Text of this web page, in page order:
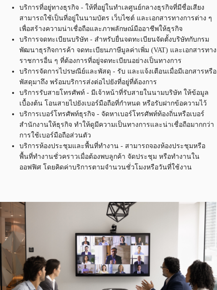
บริการที่อยู่ทางธุรกิจ - ให้ที่อยู่ในทำเลศูนย์กลางธุรกิจที่มีชื่อเสียง
สามารถใช้เป็นที่อยู่ในนามบัตร เว็บไซต์ และเอกสารทางการต่าง ๆ
เพื่อสร้างความน่าเชื่อถือและภาพลักษณ์มืออาชีพให้ธุรกิจ
บริการจดทะเบียนบริษัท - สำหรับยื่นจดทะเบียนจัดตั้งบริษัทกับกรม
พัฒนาธุรกิจการค้า จดทะเบียนภาษีมูลค่าเพิ่ม (VAT) และเอกสารทาง
ราชการอื่น ๆ ที่ต้องการที่อยู่จดทะเบียนอย่างเป็นทางการ
บริการจัดการไปรษณีย์และพัสดุ - รับ และแจ้งเตือนเมื่อมีเอกสารหรือ
พัสดุมาถึง พร้อมบริการส่งต่อไปยังที่อยู่ที่ต้องการ
บริการรับสายโทรศัพท์ - มีเจ้าหน้าที่รับสายในนามบริษัท ให้ข้อมูล
เบื้องต้น โอนสายไปยังเบอร์มือถือที่กำหนด หรือรับฝากข้อความไว้
บริการเบอร์โทรศัพท์ธุรกิจ - จัดหาเบอร์โทรศัพท์ท้องถิ่นหรือเบอร์
สำนักงานให้ธุรกิจ ทำให้ดูมีความเป็นทางการและน่าเชื่อถือมากกว่า
การใช้เบอร์มือถือส่วนตัว
บริการห้องประชุมและพื้นที่ทำงาน - สามารถจองห้องประชุมหรือ
พื้นที่ทำงานชั่วคราวเมื่อต้องพบลูกค้า จัดประชุม หรือทำงานใน
ออฟฟิศ โดยคิดค่าบริการตามจำนวนชั่วโมงหรือวันที่ใช้งาน